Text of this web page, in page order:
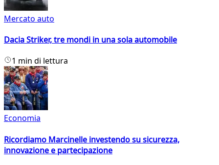
Mercato auto
Dacia Striker, tre mondi in una sola automobile
1 min di lettura
Economia
Ricordiamo Marcinelle investendo su sicurezza,
innovazione e partecipazione